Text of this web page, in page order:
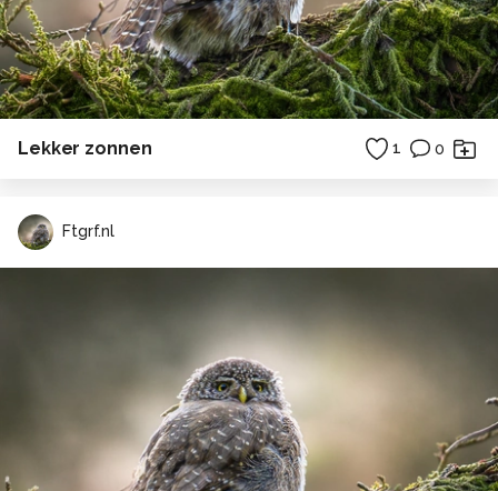
Lekker zonnen 1 0
Ftgrf.nl